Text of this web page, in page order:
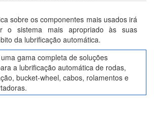
sobre os componentes mais usados irá
o sistema mais apropriado às suas
da lubrificação automática.
gama completa de soluções
a lubrificação automática de rodas,
bucket-wheel, cabos, rolamentos e